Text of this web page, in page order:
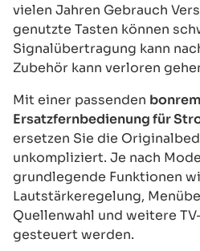
vielen Jahren Gebrauch
genutzte Tasten können
Signalübertragung kann
Zubehör kann verloren
Mit einer passenden
Ersatzfernbedienung für
ersetzen Sie die
unkompliziert. Je nach
grundlegende Funktionen
Lautstärkeregelung,
Quellenwahl und weitere
gesteuert werden.